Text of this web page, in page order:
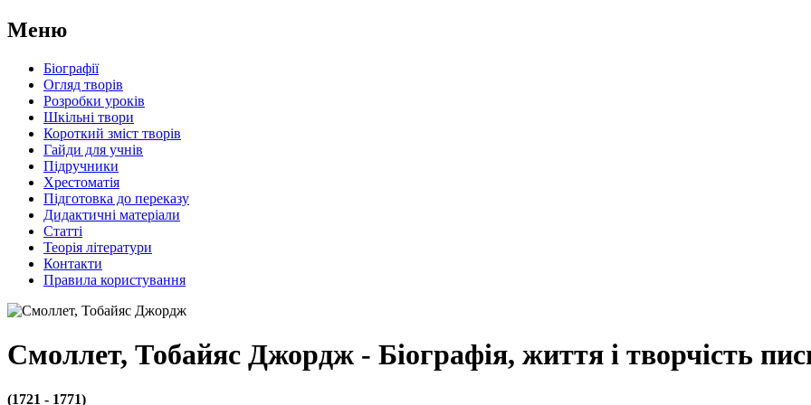
Меню
Біографії
Огляд творів
Розробки уроків
Шкільні твори
Короткий зміст творів
Гайди для учнів
Підручники
Хрестоматія
Підготовка до переказу
Дидактичні матеріали
Статті
Теорія літератури
Контакти
Правила користування
Смоллет, Тобайяс Джордж - Біографія, життя і творчість
(1721 - 1771)